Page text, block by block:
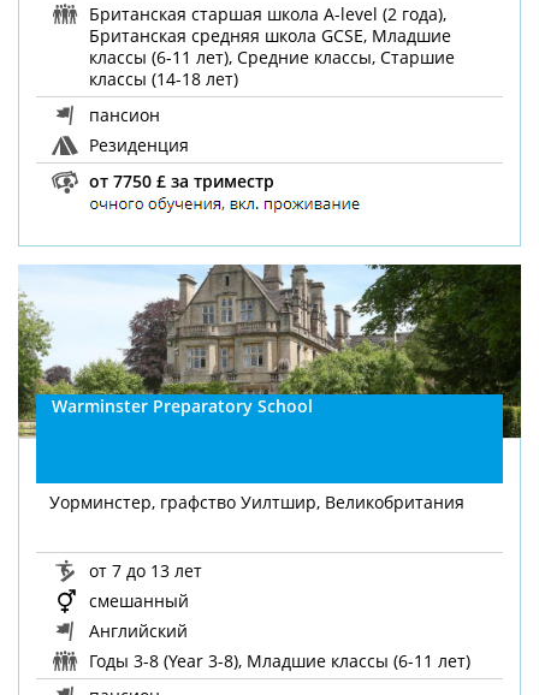
Британская старшая школа A-level (2 года),
Британская средняя школа GCSE, Младшие
классы (6-11 лет), Средние классы, Старшие
классы (14-18 лет)
пансион
Резиденция
от 7750 £ за триместр
Warminster Preparatory School
Уорминстер, графство Уилтшир, Великобритания
от 7 до 13 лет
смешанный
Английский
Годы 3-8 (Year 3-8), Младшие классы (6-11 лет)